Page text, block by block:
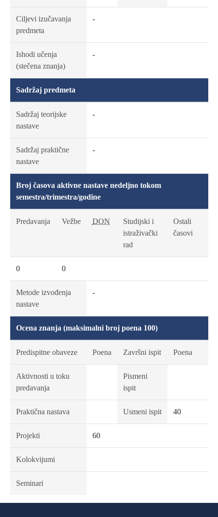
Ciljevi izučavanja
predmeta
-
Ishodi učenja
(stečena znanja)
-
Sadržaj predmeta
Sadržaj teorijske
nastave
-
Sadržaj praktične
nastave
-
Broj časova aktivne nastave nedeljno tokom
semestra/trimestra/godine
Predavanja Vežbe DON
Studijski i
istraživački
rad
Ostali
časovi
0 0
Metode izvođenja
nastave
-
Ocena znanja (maksimalni broj poena 100)
Predispitne obaveze Poena Završni ispit Poena
Aktivnosti u toku
predavanja
Pismeni
ispit
Praktična nastava Usmeni ispit 40
Projekti 60
Kolokvijumi
Seminari